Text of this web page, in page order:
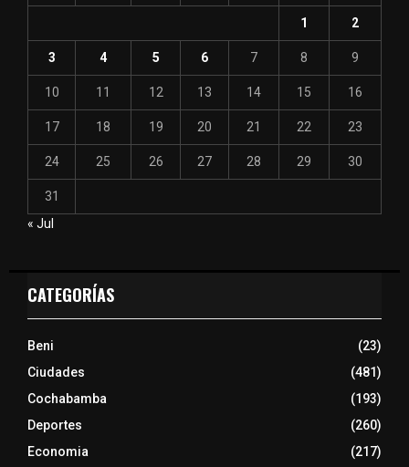
1 2
3 4 5 6 7 8 9
10 11 12 13 14 15 16
17 18 19 20 21 22 23
24 25 26 27 28 29 30
31
« Jul
CATEGORÍAS
Beni
(23)
Ciudades
(481)
Cochabamba
(193)
Deportes
(260)
Economia
(217)